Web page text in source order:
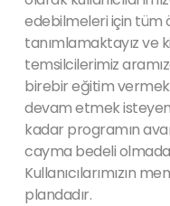
edebilmeleri için tüm
tanımlamaktayız ve
temsilcilerimiz
birebir eğitim
devam etmek isteyen
kadar programın
cayma bedeli
Kullanıcılarımızın
plandadır.